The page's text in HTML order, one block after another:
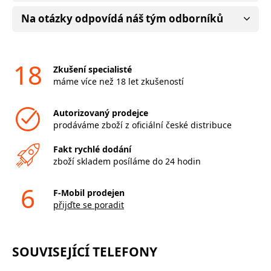
Na otázky odpovídá náš tým odborníků
18
Zkušení specialisté
máme více než 18 let zkušeností
Autorizovaný prodejce
prodáváme zboží z oficiální české distribuce
Fakt rychlé dodání
zboží skladem posíláme do 24 hodin
6
F-Mobil prodejen
přijďte se poradit
SOUVISEJÍCÍ TELEFONY